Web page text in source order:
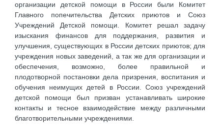
организации детской помощи в России были Комитет
Главного попечительства Детских приютов и Союз
Учреждений Детской помощи. Комитет решал задачу
изыскания финансов для поддержания, развития и
улучшения, существующих в России детских приютов; для
учреждения новых заведений, а так же для организации и
обеспечения, возможно, более правильной и
плодотворной постановки дела призрения, воспитания и
обучения неимущих детей в России. Союз учреждений
детской помощи был призван устанавливать широкие
контакты и тесное взаимодействие между различными
благотворительными учреждениями.